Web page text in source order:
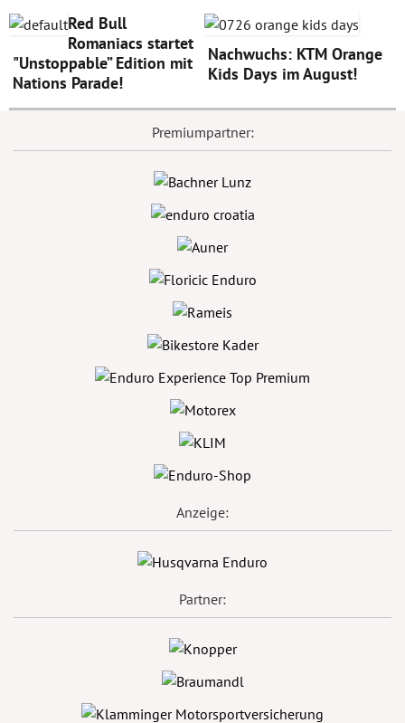
Red Bull
Romaniacs startet
"Unstoppable” Edition mit
Nations Parade!
Nachwuchs: KTM Orange
Kids Days im August!
Premiumpartner:
Anzeige:
Partner: